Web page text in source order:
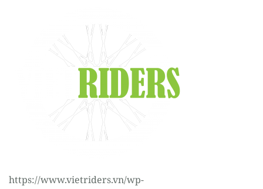
https://www.vietriders.vn/wp-